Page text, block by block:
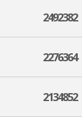
2492382
2276364
2134852